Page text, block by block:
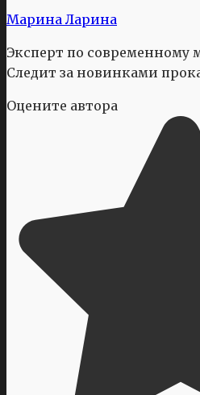
Марина Ларина
Эксперт по современному
Следит за новинками
Оцените автора